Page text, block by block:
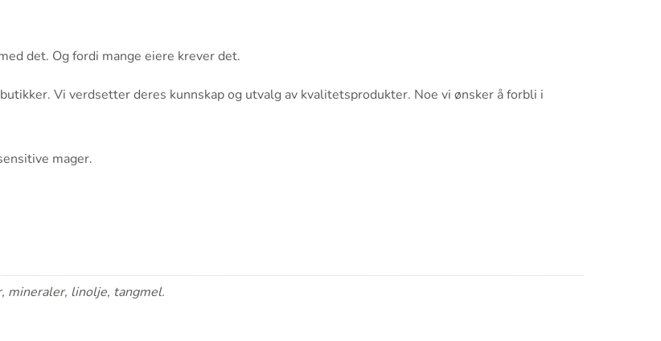
det. Og fordi mange eiere krever det.
Vi verdsetter deres kunnskap og utvalg av kvalitetsprodukter. Noe vi ønsker å forbli i
mager.
mineraler, linolje, tangmel.